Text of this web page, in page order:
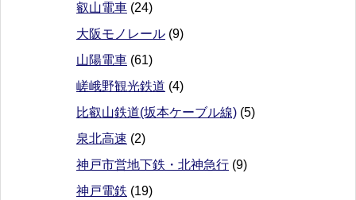
叡山電車 (24)
大阪モノレール (9)
山陽電車 (61)
嵯峨野観光鉄道 (4)
比叡山鉄道(坂本ケーブル線) (5)
泉北高速 (2)
神戸市営地下鉄・北神急行 (9)
神戸電鉄 (19)